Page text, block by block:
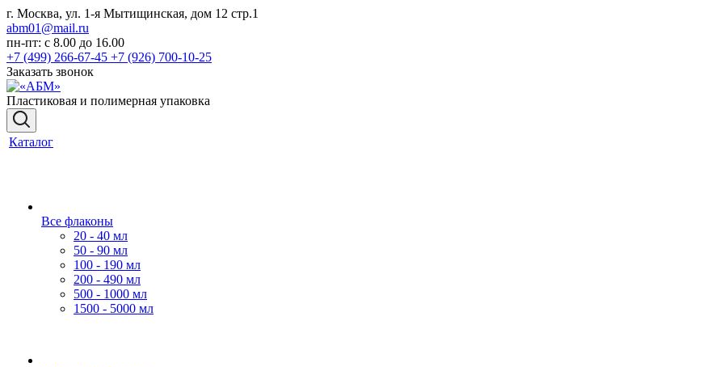
г. Москва, ул. 1-я Мытищинская, дом 12 стр.1
abm01@mail.ru
пн-пт: с 8.00 до 16.00
+7 (499) 266-67-45 +7 (926) 700-10-25
Заказать звонок
Пластиковая и полимерная упаковка
Каталог
Все флаконы
20 - 40 мл
50 - 90 мл
100 - 190 мл
200 - 490 мл
500 - 1000 мл
1500 - 5000 мл